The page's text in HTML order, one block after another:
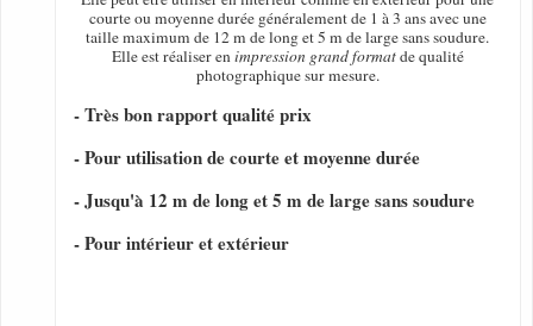
courte ou moyenne durée généralement de 1 à 3 ans avec une
taille maximum de 12 m de long et 5 m de large sans soudure.
Elle est réaliser enimpression grand formatde qualité
photographique sur mesure.
- Très bon rapport qualité prix
- Pour utilisation de courte et moyenne durée
- Jusqu'à 12 m de long et 5 m de large sans soudure
- Pour intérieur et extérieur